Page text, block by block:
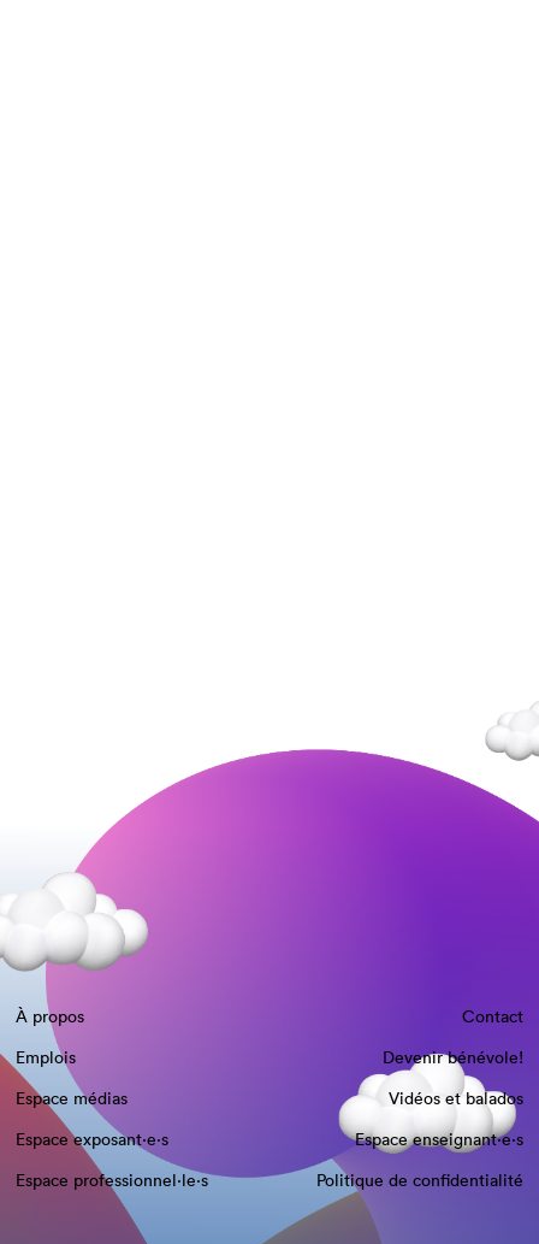
À propos
Contact
Emplois
Devenir bénévole!
Espace médias
Vidéos et balados
Espace exposant·e⋅s
Espace enseignant·e⋅s
Espace professionnel·le⋅s
Politique de confidentialité